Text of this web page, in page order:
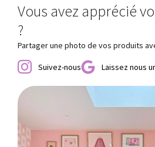
Vous avez apprécié
?
Partager une photo de vos produits
Suivez-nous Laissez nous